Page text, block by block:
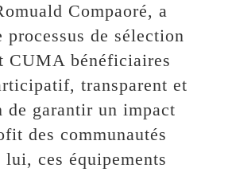
Compaoré, a
processus de sélection
CUMA bénéficiaires
transparent et
de garantir un impact
des communautés
ces équipements